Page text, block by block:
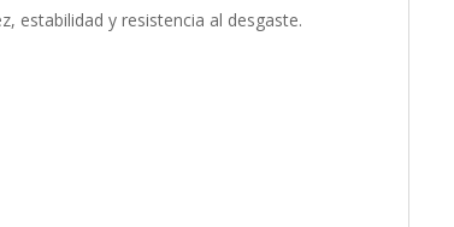
estabilidad y resistencia al desgaste.